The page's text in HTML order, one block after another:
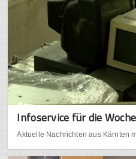
Infoservice für die
Aktuelle Nachrichten aus Kärnten